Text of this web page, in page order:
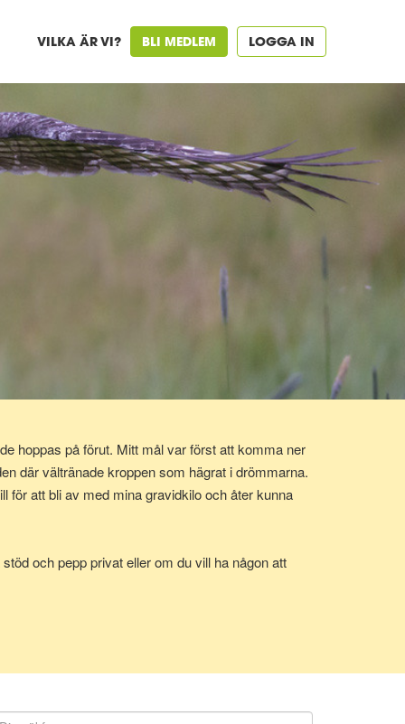
VILKA ÄR VI? BLI MEDLEM LOGGA IN
hoppas på förut. Mitt mål var först att komma ner
där vältränade kroppen som hägrat i drömmarna.
för att bli av med mina gravidkilo och åter kunna
och pepp privat eller om du vill ha någon att